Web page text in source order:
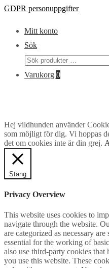
GDPR personuppgifter
Mitt konto
Sök
Sök
efter:
Varukorg 0
Hej vildhunden använder
som möjligt för dig. Vi hoppas
det om cookies inte är din grej.
Stäng
Privacy Overview
This website uses cookies to
navigate through the website.
are categorized as necessary
essential for the working of
also use third-party cookies that
you use this website. These